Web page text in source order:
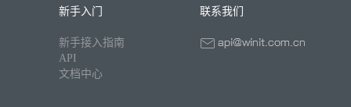
新手入门
新手接入指南
API
文档中心
联系我们